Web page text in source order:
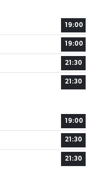
19:00
19:00
21:30
21:30
19:00
21:30
21:30